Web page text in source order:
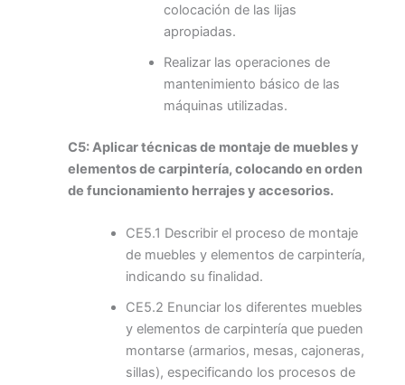
colocación de las lijas
apropiadas.
Realizar las operaciones de
mantenimiento básico de las
máquinas utilizadas.
C5: Aplicar técnicas de montaje de muebles y
elementos de carpintería, colocando en orden
de funcionamiento herrajes y accesorios.
CE5.1 Describir el proceso de montaje
de muebles y elementos de carpintería,
indicando su finalidad.
CE5.2 Enunciar los diferentes muebles
y elementos de carpintería que pueden
montarse (armarios, mesas, cajoneras,
sillas), especificando los procesos de